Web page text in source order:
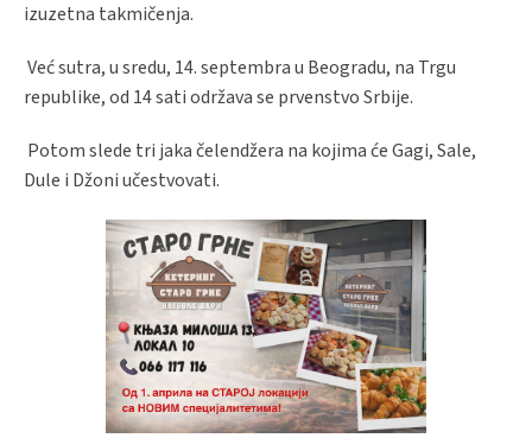
izuzetna takmičenja.
Već sutra, u sredu, 14. septembra u Beogradu, na Trgu
republike, od 14 sati održava se prvenstvo Srbije.
Potom slede tri jaka čelendžera na kojima će Gagi, Sale,
Dule i Džoni učestvovati.